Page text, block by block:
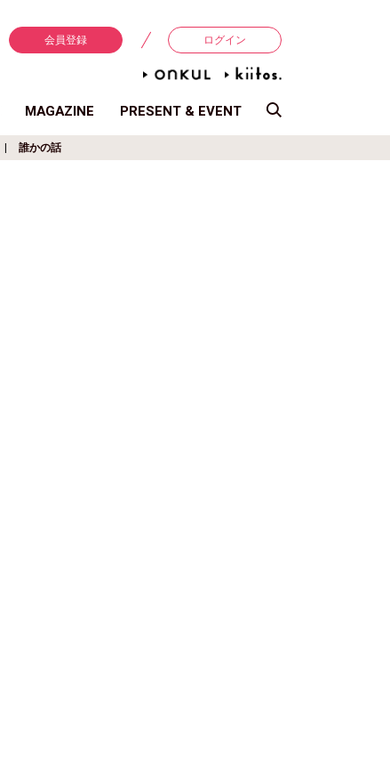
会員登録 ログイン
MAGAZINE PRESENT & EVENT
誰かの話